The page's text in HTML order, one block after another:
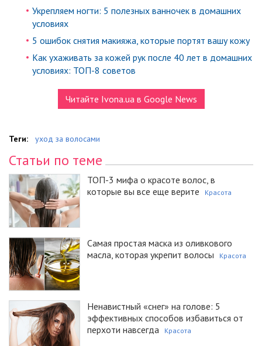
Укрепляем ногти: 5 полезных ванночек в домашних
условиях
5 ошибок снятия макияжа, которые портят вашу кожу
Как ухаживать за кожей рук после 40 лет в домашних
условиях: ТОП-8 советов
Читайте Ivona.ua в Google News
Теги: уход за волосами
Статьи по теме
ТОП-3 мифа о красоте волос, в
которые вы все еще верите
Красота
Самая простая маска из оливкового
масла, которая укрепит волосы
Красота
Ненавистный «снег» на голове: 5
эффективных способов избавиться от
перхоти навсегда
Красота